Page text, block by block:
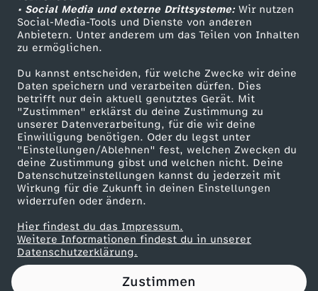
• Social Media und externe Drittsysteme:Wir nutzen
Social-Media-Tools und Dienste von anderen
Anbietern. Unter anderem um das Teilen von Inhalten
zu ermöglichen.
Du kannst entscheiden, für welche Zwecke wir deine
Daten speichern und verarbeiten dürfen. Dies
betrifft nur dein aktuell genutztes Gerät. Mit
"Zustimmen" erklärst du deine Zustimmung zu
unserer Datenverarbeitung, für die wir deine
Einwilligung benötigen. Oder du legst unter
"Einstellungen/Ablehnen" fest, welchen Zwecken du
deine Zustimmung gibst und welchen nicht. Deine
Datenschutzeinstellungen kannst du jederzeit mit
Wirkung für die Zukunft in deinen Einstellungen
widerrufen oder ändern.
Hier findest du das Impressum.
Weitere Informationen findest du in unserer
Datenschutzerklärung.
Zustimmen
S
E
S
T
E
N
R
U
ZDF Unternehmen
Karriere
ZDF goes Schule
Werbefernsehen
Mainzelmännchen
Partner